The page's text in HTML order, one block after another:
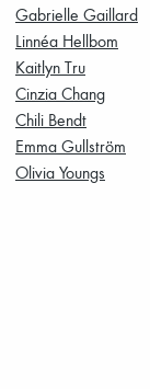
Gabrielle Gaillard
Linnéa Hellbom
Kaitlyn Tru
Cinzia Chang
Chili Bendt
Emma Gullström
Olivia Youngs